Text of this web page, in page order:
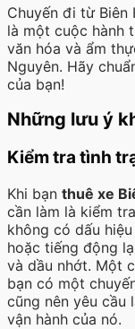
Chuyến đi từ
là một cuộc hành
văn hóa và ẩm
Nguyên. Hãy
của bạn!
Những lưu ý
Kiểm tra tình
Khi bạn thuê xe
cần làm là kiểm tra
không có dấu
hoặc tiếng động
và dầu nhớt. Một
bạn có một
cũng nên yêu cầu
vận hành của nó.